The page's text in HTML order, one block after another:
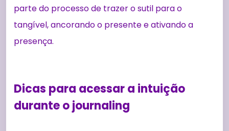
parte do processo de trazer o sutil para o
tangível, ancorando o presente e ativando a
presença.
Dicas para acessar a intuição
durante o journaling